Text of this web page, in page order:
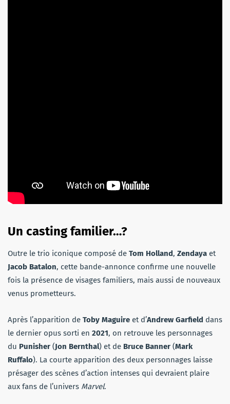
Un casting familier…?
Outre le trio iconique composé de Tom Holland, Zendaya et
Jacob Batalon, cette bande-annonce confirme une nouvelle
fois la présence de visages familiers, mais aussi de nouveaux
venus prometteurs.
Après l’apparition de Toby Maguire et d’Andrew Garfield dans
le dernier opus sorti en 2021, on retrouve les personnages
du Punisher (Jon Bernthal) et de Bruce Banner (Mark
Ruffalo). La courte apparition des deux personnages laisse
présager des scènes d’action intenses qui devraient plaire
aux fans de l’univers Marvel.